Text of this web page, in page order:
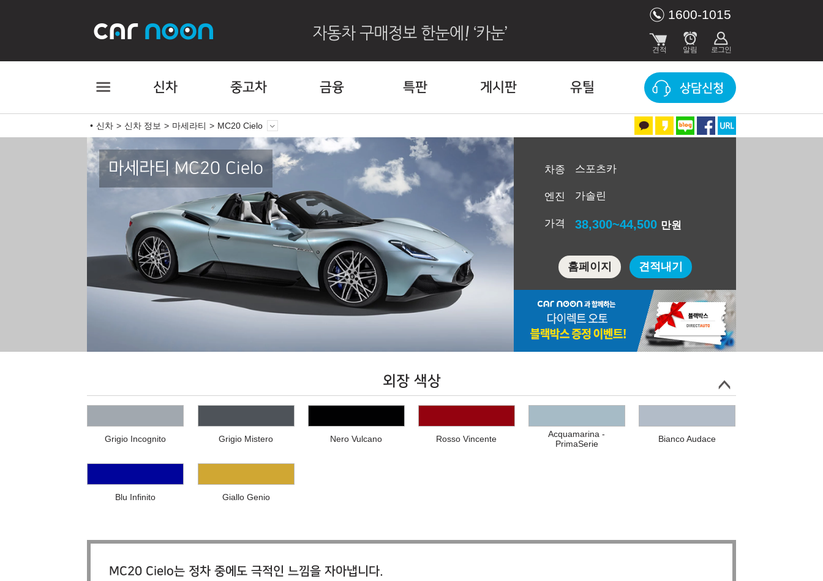
1600-1015
신차 중고차 금융 특판 게시판 유틸 상담신청
신차 신차 정보 마세라티 MC20 Cielo
마세라티 MC20 Cielo 차종 스포츠카
엔진 가솔린
가격 38,300~44,500 만원
홈페이지 견적내기
외장 색상
Grigio Incognito Grigio Mistero Nero Vulcano Rosso Vincente
Acquamarina -
PrimaSerie
Bianco Audace
Blu Infinito Giallo Genio
MC20 Cielo는 정차 중에도 극적인 느낌을 자아냅니다.